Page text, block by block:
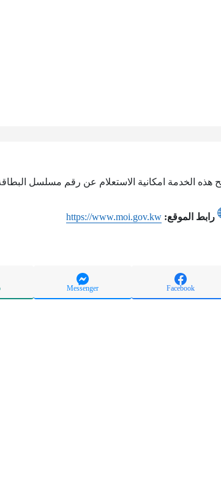
هذه الخدمة امكانية الاستعلام عن رقم مسلسل
رابط الموقع: https://www.moi.gov.kw
Facebook
Messenger